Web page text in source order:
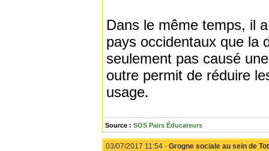
Dans le même temps, il
pays occidentaux que la
seulement pas causé
outre permit de réduire
usage.
Source : SOS Pairs Éducateurs
03/07/2017 11:54 - Grogne sociale au sein de